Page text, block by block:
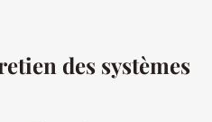
des systèmes